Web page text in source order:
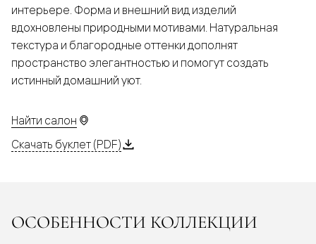
интерьере. Форма и внешний вид изделий
вдохновлены природными мотивами. Натуральная
текстура и благородные оттенки дополнят
пространство элегантностью и помогут создать
истинный домашний уют.
Найти салон
Скачать буклет (PDF)
ОСОБЕННОСТИ КОЛЛЕКЦИИ